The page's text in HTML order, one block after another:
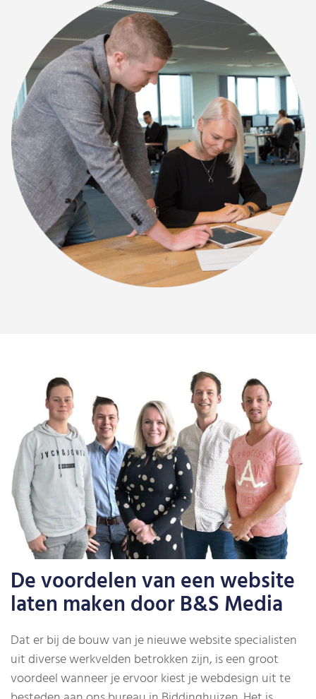
De voordelen van een website
laten maken door B&S Media
Dat er bij de bouw van je nieuwe website specialisten
uit diverse werkvelden betrokken zijn, is een groot
voordeel wanneer je ervoor kiest je webdesign uit te